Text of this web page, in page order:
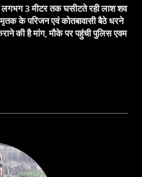
लगभग 3 मीटर तक घसीटते रही लाश शव
के परिजन एवं कोतबावासी बैठे धरने
की है मांग, मौके पर पहुंची पुलिस एवम